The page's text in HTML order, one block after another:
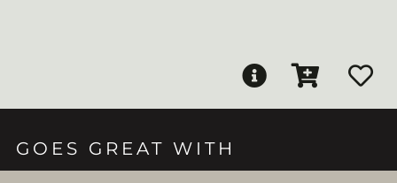
GOES GREAT WITH